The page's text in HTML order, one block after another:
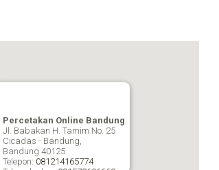
Percetakan Online Bandung
Jl. Babakan H. Tamim No. 25
Cicadas - Bandung,
Bandung 40125
Telepon: 081214165774